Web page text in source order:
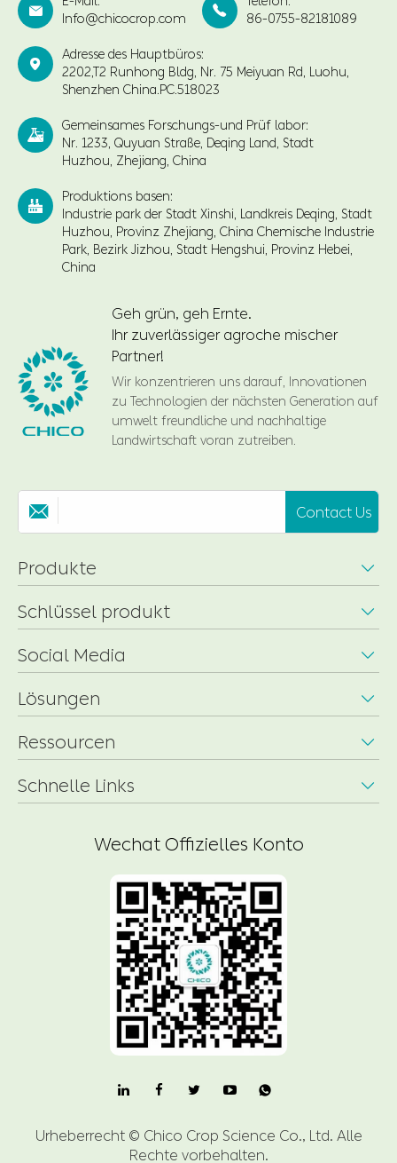

Info@chicocrop.com

86-0755-82181089

Adresse des Hauptbüros:
2202,T2 Runhong Bldg, Nr. 75 Meiyuan Rd, Luohu,
Shenzhen China.PC.518023

Gemeinsames Forschungs-und Prüf labor:
Nr. 1233, Quyuan Straße, Deqing Land, Stadt
Huzhou, Zhejiang, China

Produktions basen:
Industrie park der Stadt Xinshi, Landkreis Deqing, Stadt
Huzhou, Provinz Zhejiang, China Chemische Industrie
Park, Bezirk Jizhou, Stadt Hengshui, Provinz Hebei,
China
Geh grün, geh Ernte.
Ihr zuverlässiger agroche mischer
Partner!
Wir konzentrieren uns darauf, Innovationen
zu Technologien der nächsten Generation auf
umwelt freundliche und nachhaltige
Landwirtschaft voran zutreiben.
 Contact Us
Produkte 
Schlüssel produkt 
Social Media 
Lösungen 
Ressourcen 
Schnelle Links 
Wechat Offizielles Konto

Urheberrecht © Chico Crop Science Co., Ltd. Alle
Rechte vorbehalten.